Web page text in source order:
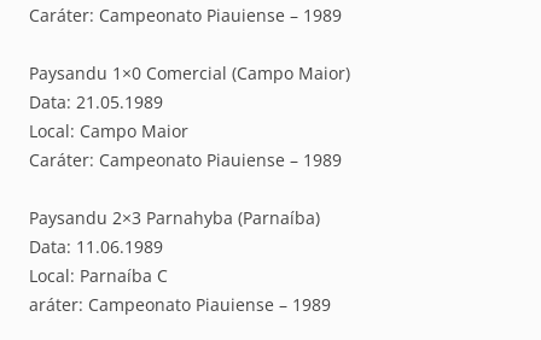
Caráter: Campeonato Piauiense – 1989
Paysandu 1×0 Comercial (Campo Maior)
Data: 21.05.1989
Local: Campo Maior
Caráter: Campeonato Piauiense – 1989
Paysandu 2×3 Parnahyba (Parnaíba)
Data: 11.06.1989
Local: Parnaíba C
aráter: Campeonato Piauiense – 1989